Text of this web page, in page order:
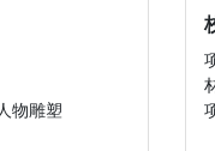
物雕塑